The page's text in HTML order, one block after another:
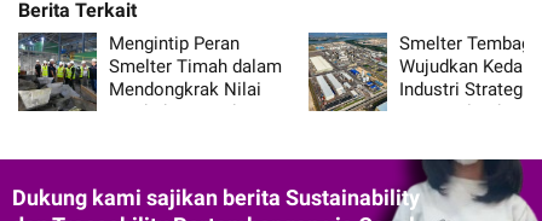
Mengintip Peran
Smelter Timah dalam
Mendongkrak Nilai
Tambah Komoditas
Smelter Tembaga
Wujudkan
Industri Strategis
Nasional
Dukung kami sajikan berita Sustainability